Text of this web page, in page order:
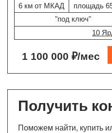
6 км от МКАД
площадь
"под ключ"
10
1 100 000 ₽/мес
Получить
Поможем найти, купить